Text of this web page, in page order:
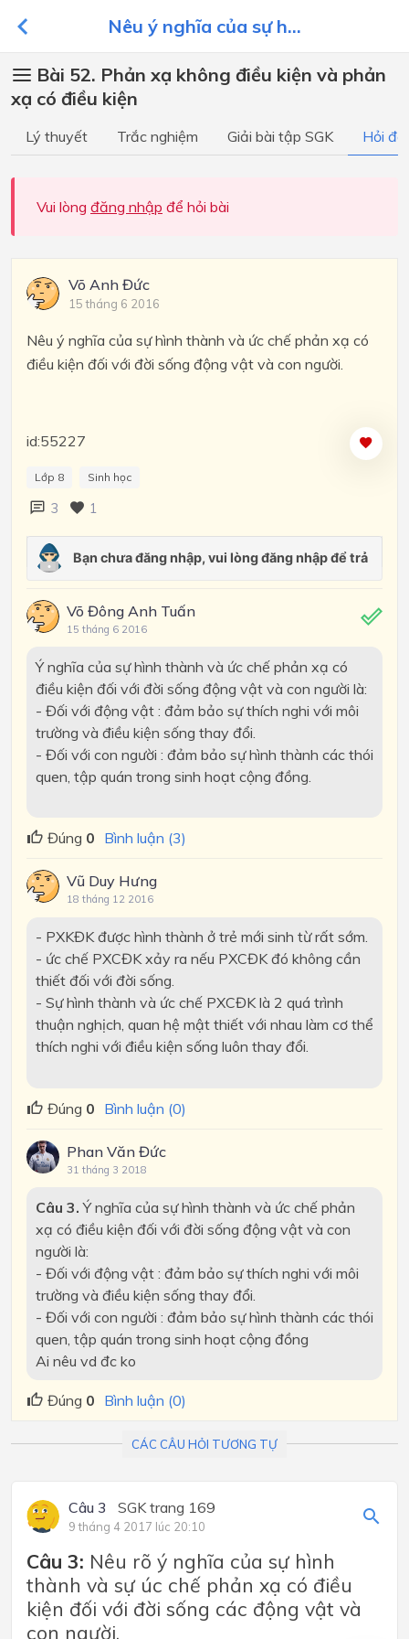
Nêu ý nghĩa của sự h...
Bài 52. Phản xạ không điều kiện và phản
xạ có điều kiện
Lý thuyết Trắc nghiệm Giải bài tập SGK Hỏi
Vui lòng đăng nhập để hỏi bài
Võ Anh Đức
15 tháng 6 2016
Nêu ý nghĩa của sự hình thành và ức chế phản xạ có
điều kiện đối với đời sống động vật và con người.
id:55227
Lớp 8 Sinh học
3 1
Võ Đông Anh Tuấn
15 tháng 6 2016
Ý nghĩa của sự hình thành và ức chế phản xạ có
điều kiện đối với đời sống động vật và con người là:
- Đối với động vật : đảm bảo sự thích nghi với môi
trường và điều kiện sống thay đổi.
- Đối với con người : đảm bảo sự hình thành các thói
quen, tập quán trong sinh hoạt cộng đồng.
Đúng 0 Bình luận (3)
Vũ Duy Hưng
18 tháng 12 2016
- PXKĐK được hình thành ở trẻ mới sinh từ rất sớm.
- ức chế PXCĐK xảy ra nếu PXCĐK đó không cần
thiết đối với đời sống.
- Sự hình thành và ức chế PXCĐK là 2 quá trình
thuận nghịch, quan hệ mật thiết với nhau làm cơ thể
thích nghi với điều kiện sống luôn thay đổi.
Đúng 0 Bình luận (0)
Phan Văn Đức
31 tháng 3 2018
Câu 3. Ý nghĩa của sự hình thành và ức chế phản
xạ có điều kiện đối với đời sống động vật và con
người là:
- Đối với động vật : đảm bảo sự thích nghi với môi
trường và điều kiện sống thay đổi.
- Đối với con người : đảm bảo sự hình thành các thói
quen, tập quán trong sinh hoạt cộng đồng
Ai nêu vd đc ko
Đúng 0 Bình luận (0)
CÁC CÂU HỎI TƯƠNG TỰ
Câu 3 SGK trang 169
9 tháng 4 2017 lúc 20:10
Câu 3: Nêu rõ ý nghĩa của sự hình
thành và sự úc chế phản xạ có điều
kiện đối với đời sống các động vật và
con người.